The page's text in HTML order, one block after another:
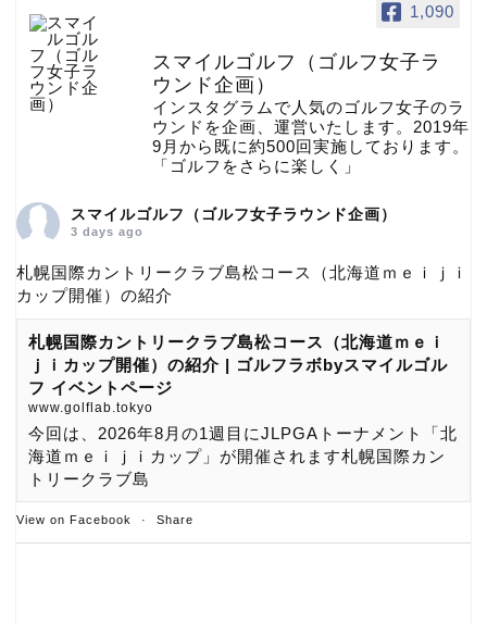
1,090
スマイルゴルフ（ゴルフ女子ラ
ウンド企画）
インスタグラムで人気のゴルフ女子のラ
ウンドを企画、運営いたします。2019年
9月から既に約500回実施しております。
「ゴルフをさらに楽しく」
スマイルゴルフ（ゴルフ女子ラウンド企画）
3 days ago
札幌国際カントリークラブ島松コース（北海道ｍｅｉｊｉ
カップ開催）の紹介
札幌国際カントリークラブ島松コース（北海道ｍｅｉ
ｊｉカップ開催）の紹介 | ゴルフラボbyスマイルゴル
フ イベントページ
www.golflab.tokyo
今回は、2026年8月の1週目にJLPGAトーナメント「北
海道ｍｅｉｊｉカップ」が開催されます札幌国際カン
トリークラブ島
View on Facebook · Share